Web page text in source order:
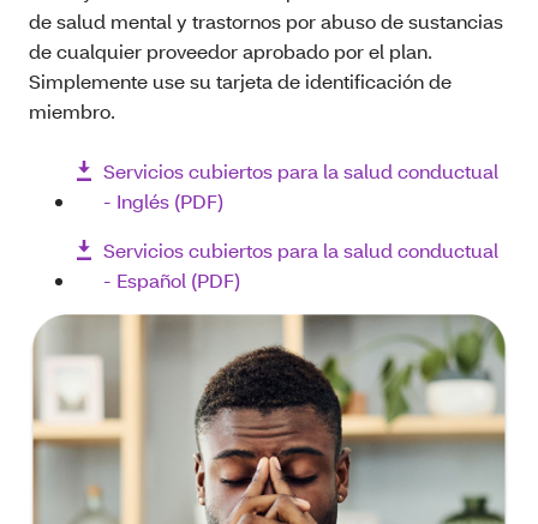
de salud mental y trastornos por abuso de sustancias
de cualquier proveedor aprobado por el plan.
Simplemente use su tarjeta de identificación de
miembro.
Servicios cubiertos para la salud conductual
- Inglés (PDF)
Servicios cubiertos para la salud conductual
- Español (PDF)